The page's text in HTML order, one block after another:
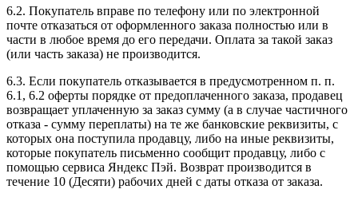
6.2. Покупатель вправе по телефону или по электронной
почте отказаться от оформленного заказа полностью или в
части в любое время до его передачи. Оплата за такой заказ
(или часть заказа) не производится.
6.3. Если покупатель отказывается в предусмотренном п. п.
6.1, 6.2 оферты порядке от предоплаченного заказа, продавец
возвращает уплаченную за заказ сумму (а в случае частичного
отказа - сумму переплаты) на те же банковские реквизиты, с
которых она поступила продавцу, либо на иные реквизиты,
которые покупатель письменно сообщит продавцу, либо с
помощью сервиса Яндекс Пэй. Возврат производится в
течение 10 (Десяти) рабочих дней с даты отказа от заказа.